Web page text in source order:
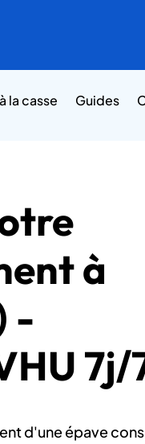
la casse Guides
à
-
7j/
d'une épave